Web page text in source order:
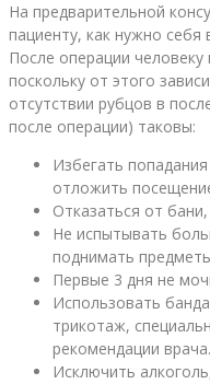
На предварительной
пациенту, как нужно себя
После операции
поскольку от этого
отсутствии рубцов в
после операции) таковы:
Избегать
отложить
Отказаться от
Не испытывать
поднимать
Первые 3 дня не
Использовать
трикотаж,
рекомендации врача.
Исключить